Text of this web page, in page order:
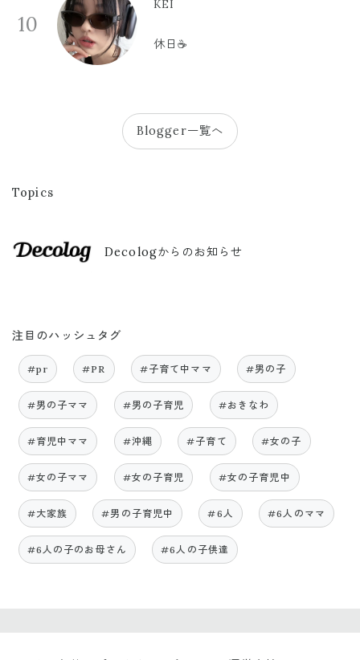
10
KEI
休日☕️
Blogger一覧へ
Topics
Decologからのお知らせ
注目のハッシュタグ
#pr #PR #子育て中ママ #男の子
#男の子ママ #男の子育児 #おきなわ
#育児中ママ #沖縄 #子育て #女の子
#女の子ママ #女の子育児 #女の子育児中
#大家族 #男の子育児中 #6人 #6人のママ
#6人の子のお母さん #6人の子供達